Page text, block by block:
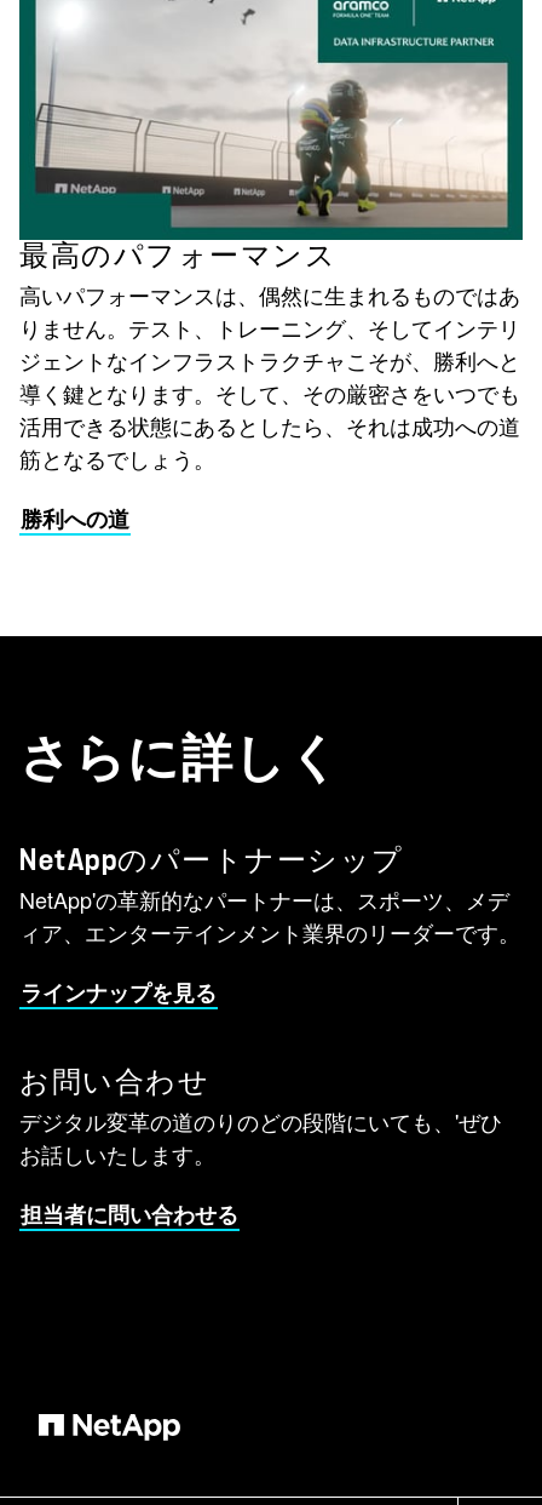
最高のパフォーマンス
高いパフォーマンスは、偶然に生まれるものではあ
りません。テスト、トレーニング、そしてインテリ
ジェントなインフラストラクチャこそが、勝利へと
導く鍵となります。そして、その厳密さをいつでも
活用できる状態にあるとしたら、それは成功への道
筋となるでしょう。
勝利への道
さらに詳しく
NetAppのパートナーシップ
NetApp'の革新的なパートナーは、スポーツ、メデ
ィア、エンターテインメント業界のリーダーです。
ラインナップを見る
お問い合わせ
デジタル変革の道のりのどの段階にいても、'ぜひ
お話しいたします。
担当者に問い合わせる